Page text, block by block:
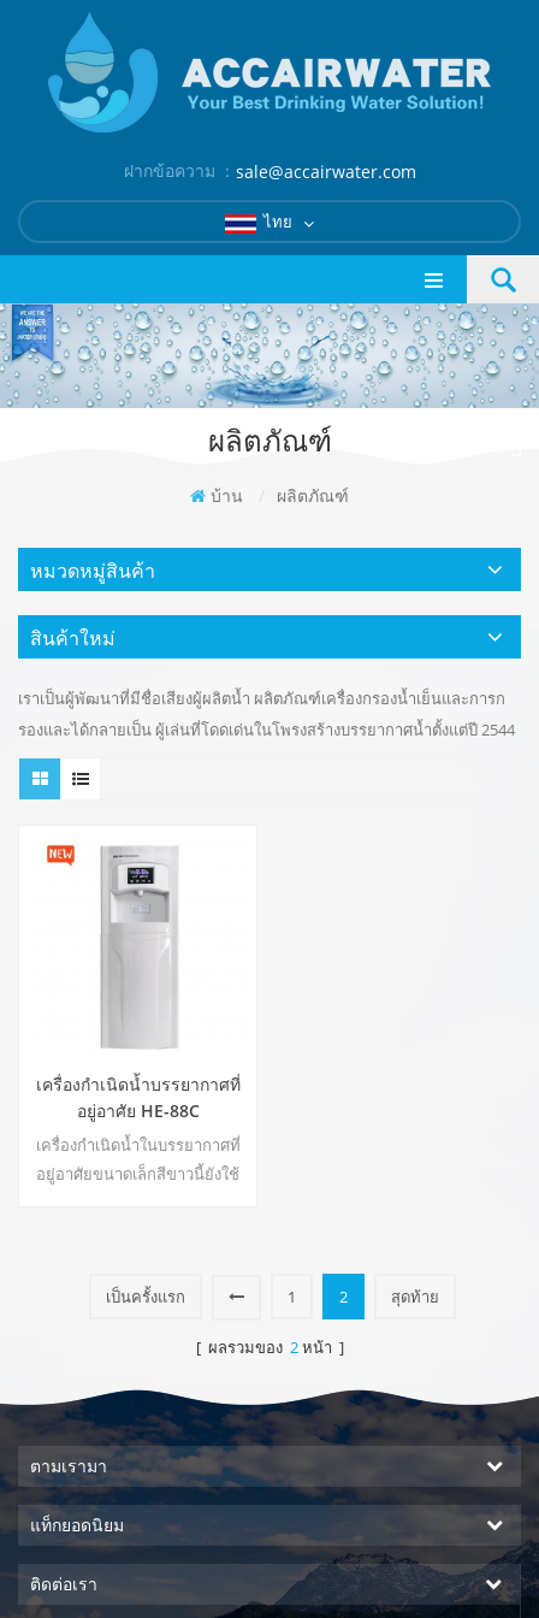
ฝากข้อความ ： sale@accairwater.com
ไทย
ผลิตภัณฑ์
บ้าน / ผลิตภัณฑ์
หมวดหมู่สินค้า
สินค้าใหม่
เราเป็นผู้พัฒนาที่มีชื่อเสียงผู้ผลิตน้ำ ผลิตภัณฑ์เครื่องกรองน้ำเย็นและการก
รองและได้กลายเป็น ผู้เล่นที่โดดเด่นในโพรงสร้างบรรยากาศน้ำตั้งแต่ปี 2544
เครื่องกำเนิดน้ำบรรยากาศที่
อยู่อาศัย HE-88C
เครื่องกำเนิดน้ำในบรรยากาศที่
อยู่อาศัยขนาดเล็กสีขาวนี้ยังใช้
เป็นครั้งแรก
1 2 สุดท้าย
[ ผลรวมของ 2หน้า ]
ตามเรามา
แท็กยอดนิยม
ติดต่อเรา